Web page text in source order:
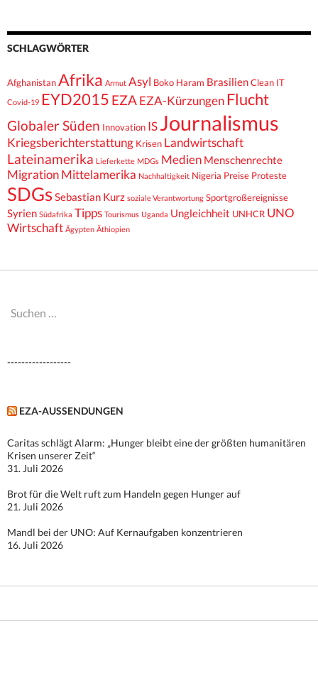
SCHLAGWÖRTER
AfghanistanAfrika Armut Asyl Boko Haram BrasilienClean IT
Covid-19 EYD2015 EZA EZA-Kürzungen Flucht
Globaler Süden Innovation IS Journalismus
Kriegsberichterstattung Krisen Landwirtschaft
Lateinamerika Lieferkette MDGs Medien Menschenrechte
Migration Mittelamerika Nachhaltigkeit Nigeria Preise Proteste
SDGsSebastian Kurz soziale Verantwortung Sportgroßereignisse
Syrien Südafrika Tipps Tourismus Uganda Ungleichheit UNHCR UNO
Wirtschaft Ägypten Äthiopien
Suchen
------------------
EZA-AUSSENDUNGEN
Caritas schlägt Alarm: „Hunger bleibt eine der größten humanitären
Krisen unserer Zeit“
31. Juli 2026
Brot für die Welt ruft zum Handeln gegen Hunger auf
21. Juli 2026
Mandl bei der UNO: Auf Kernaufgaben konzentrieren
16. Juli 2026